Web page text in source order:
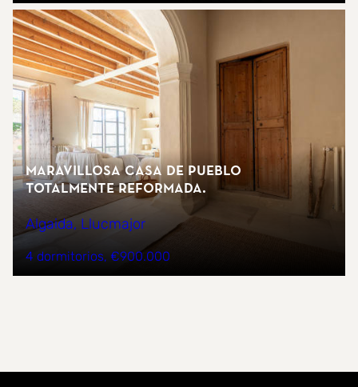
Maravillosa casa de pueblo
totalmente reformada.
Algaida, Llucmajor
4 dormitorios €900.000